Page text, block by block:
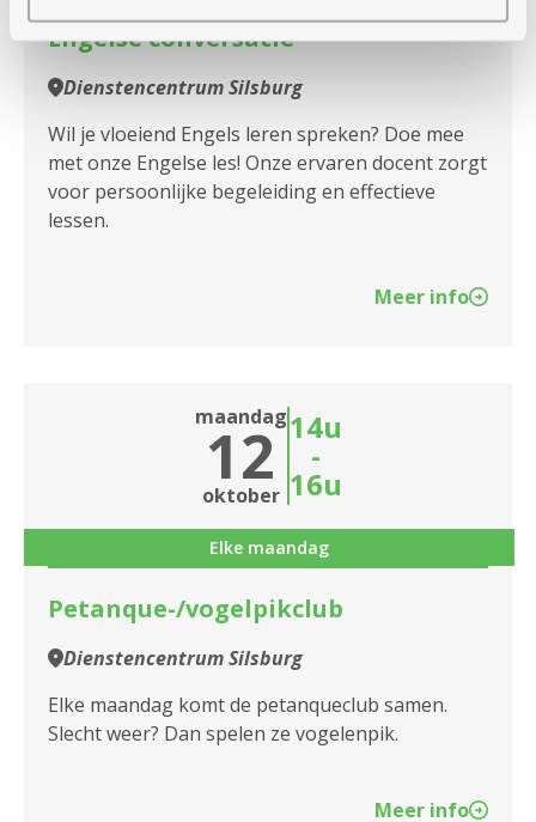
Engelse conversatie
Dienstencentrum Silsburg
Wil je vloeiend Engels leren spreken? Doe mee
met onze Engelse les! Onze ervaren docent zorgt
voor persoonlijke begeleiding en effectieve
lessen.
Meer info
maandag
12
oktober
14u
-
16u
Elke maandag
Petanque-/vogelpikclub
Dienstencentrum Silsburg
Elke maandag komt de petanqueclub samen.
Slecht weer? Dan spelen ze vogelenpik.
Meer info